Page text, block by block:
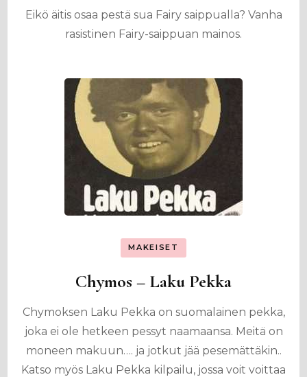
Eikö äitis osaa pestä sua Fairy saippualla? Vanha
rasistinen Fairy-saippuan mainos.
MAKEISET
Chymos – Laku Pekka
Chymoksen Laku Pekka on suomalainen pekka,
joka ei ole hetkeen pessyt naamaansa. Meitä on
moneen makuun…. ja jotkut jää pesemättäkin..
Katso myös Laku Pekka kilpailu, jossa voit voittaa